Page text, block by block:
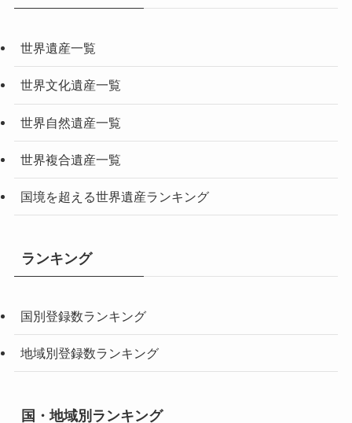
世界遺産一覧
世界文化遺産一覧
世界自然遺産一覧
世界複合遺産一覧
国境を超える世界遺産ランキング
ランキング
国別登録数ランキング
地域別登録数ランキング
国・地域別ランキング